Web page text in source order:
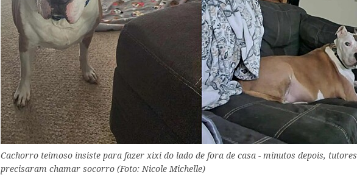
Cachorro teimoso insiste para fazer xixi do lado de fora de casa - minutos depois, tutores
precisaram chamar socorro (Foto: Nicole Michelle)